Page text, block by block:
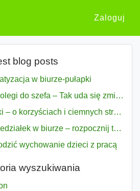
Zaloguj
blog posts
w biurze-pułapki
Od kolegi do szefa – Tak uda się zmiana bezproblemowo
Plotki – o korzyściach i ciemnych stronach
Poniedziałek w biurze – rozpocznij tydzień w pełni zmotywowany
wychowanie dzieci z pracą
wyszukiwania